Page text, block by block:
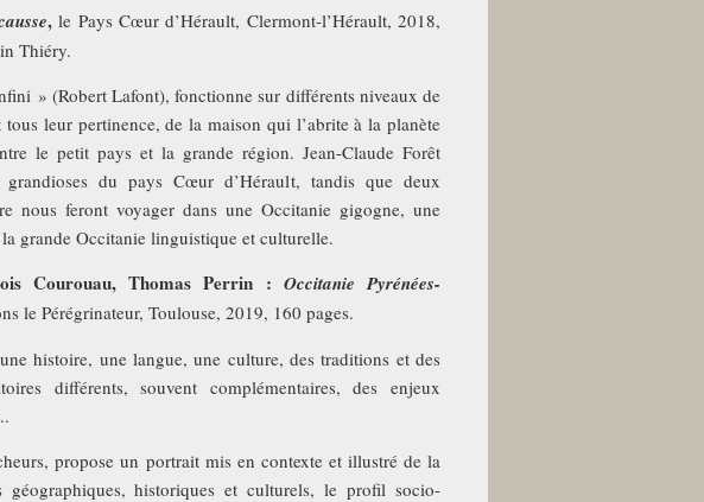
, le Pays Cœur d’Hérault, Clermont-l’Hérault, 2018,
Thiéry.
» (Robert Lafont), fonctionne sur différents niveaux de
leur pertinence, de la maison qui l’abrite à la planète
le petit pays et la grande région. Jean-Claude Forêt
du pays Cœur d’Hérault, tandis que deux
nous feront voyager dans une Occitanie gigogne, une
grande Occitanie linguistique et culturelle.
Courouau, Thomas Perrin : Occitanie Pyrénées-
le Pérégrinateur, Toulouse, 2019, 160 pages.
histoire, une langue, une culture, des traditions et des
différents, souvent complémentaires, des enjeux
propose un portrait mis en contexte et illustré de la
historiques et culturels, le profil socio-